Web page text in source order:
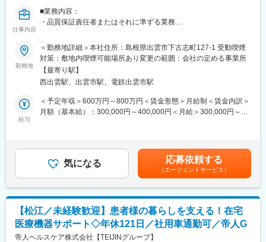
先輩社員とのOJTもじっくり行っており、1人前になるまで手厚く
サポート致します。未経験の方でも安心してキャッチアップいた
だけるフォロー体制がございます。
機械を実際に解体したり、組み立てたりする研修や、実際にコー
ルセンターに届くお問い合わせ内容を把握していただくための研
修等。、
これまでの「機械構造を理解し、見立てる力」はそのまま活かせ
ます。
■緊急呼び出しについて：
クリニックがお客様となる為、基本的に夜間に呼ばれることはあ
りません。一方でイレギュラーな自体に備えて当番制（自宅待
機）を取り入れており、万が一、対応（出動）が発生した場合、
代休を取得します。一時対応はコールセンターで行っておりま
す。
仕事内容
■業務内容：
・品質保証責任者またはそれに準ずる業務
・委託元会社等との連絡責任者業務
・品質管理部の管理業務（部の運営，人材育成等）
■組織：
製造管理担当として薬剤師有資格者が2名在籍しています。
■仕事の魅力
した経営基盤と充実した福利厚生が整っているため、長期的に安
心して働ける環境です。
勤務地
＜勤務地詳細＞本社住所：島根県出雲市下古志町127-1 受動喫煙
対策：敷地内喫煙可能場所あり変更の範囲：会社の定める事業所
【最寄り駅】
西出雲駅、出雲市駅、電鉄出雲市駅
給与
＜予定年収＞600万円～800万円＜賃金形態＞月給制＜賃金内訳＞
月額（基本給）：300,000円～400,000円＜月給＞300,000円～
（3万円／月）賃金はあくまでも目安の金額であり、選考を通じて
上下する可能性があります。月給(月額)は固定手当を含めた表記で
す。
気になる 応募依頼する
（エージェントサービス）
【松江／未経験歓迎】患者様の暮らしを支える！在宅
医療機器サポート◇年休121日／社用車通勤可／帝人G
帝人ヘルスケア株式会社【TEIJINグループ】